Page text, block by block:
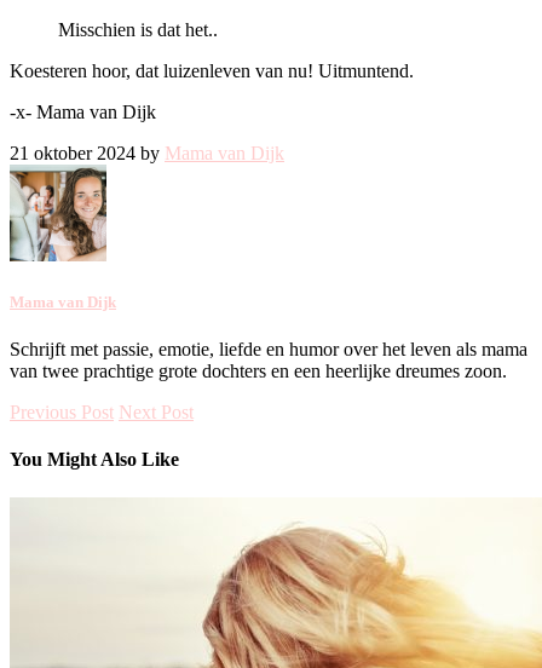
Misschien is dat het..
Koesteren hoor, dat luizenleven van nu! Uitmuntend.
-x- Mama van Dijk
21 oktober 2024 by Mama van Dijk
Mama van Dijk
Schrijft met passie, emotie, liefde en humor over het leven als mama
van twee prachtige grote dochters en een heerlijke dreumes zoon.
Previous Post Next Post
You Might Also Like